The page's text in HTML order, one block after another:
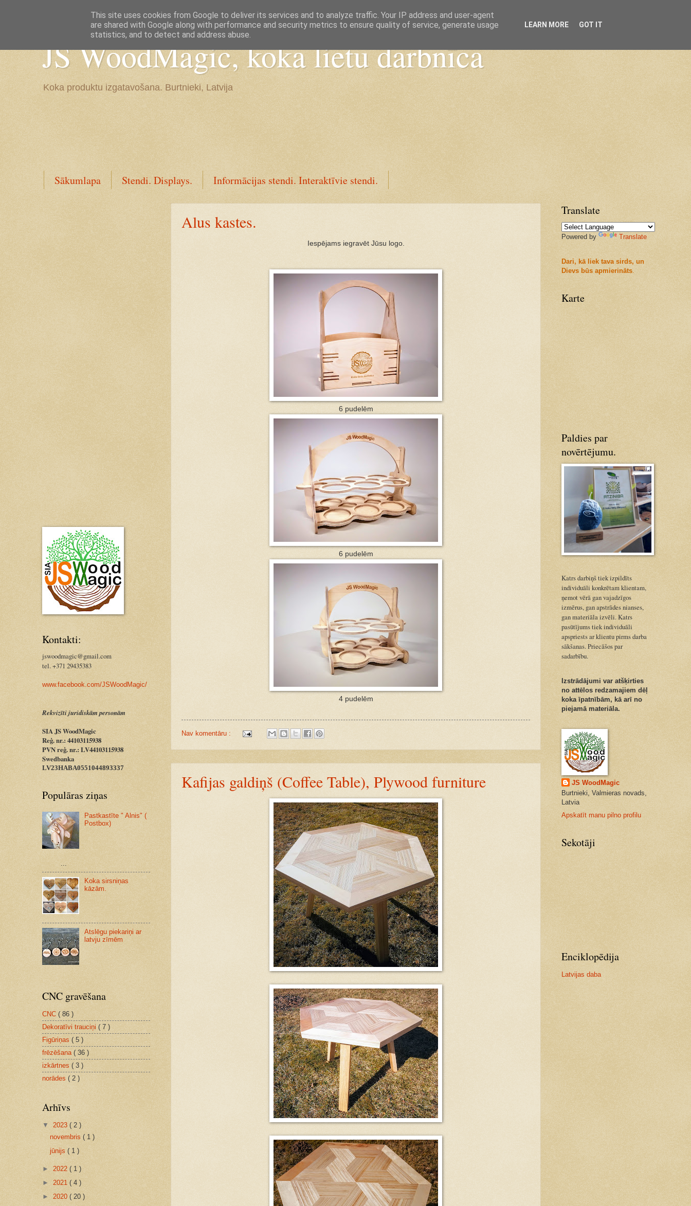
JS WoodMagic, koka lietu darbnīca
Koka produktu izgatavošana. Burtnieki, Latvija
Sākumlapa Stendi. Displays. Informācijas stendi. Interaktīvie stendi.
Alus kastes.
Iespējams iegravēt Jūsu logo.
6 pudelēm
6 pudelēm
4 pudelēm
Nav komentāru :
Kafijas galdiņš (Coffee Table), Plywood furniture
Kontakti:
jswoodmagic@gmail.com
tel. +371 29435383
www.facebook.com/JSWoodMagic/
Rekvizīti juridiskām personām
SIA JS WoodMagic
Reģ. nr.: 44103115938
PVN reģ. nr.: LV44103115938
Swedbanka
LV23HABA0551044893337
Populāras ziņas
Pastkastīte " Alnis" (
Postbox)
Koka sirsniņas
kāzām.
Atslēgu piekariņi ar
latvju zīmēm
CNC gravēšana
CNC ( 86 )
Dekoratīvi trauciņi ( 7 )
Figūriņas ( 5 )
frēzēšana ( 36 )
izkārtnes ( 3 )
norādes ( 2 )
Arhīvs
▼ 2023 ( 2 )
novembris( 1 )
jūnijs( 1 )
► 2022 ( 1 )
► 2021 ( 4 )
► 2020 ( 20 )
Translate
Powered by Translate
Dari, kā liek tava sirds, un
Dievs būs apmierināts.
Karte
Paldies par
novērtējumu.
Katrs darbiņš tiek izpildīts
individuāli konkrētam klientam,
ņemot vērā gan vajadzīgos
izmērus, gan apstrādes nianses,
gan materiāla izvēli. Katrs
pasūtījums tiek individuāli
apspriests ar klientu pirms darba
sākšanas. Priecāšos par
sadarbību.
Izstrādājumi var atšķirties
no attēlos redzamajiem dēļ
koka īpatnībām, kā arī no
piejamā materiāla.
JS WoodMagic
Burtnieki, Valmieras novads,
Latvia
Apskatīt manu pilno profilu
Sekotāji
Enciklopēdija
Latvijas daba
This site uses cookies from Google to deliver its services and to analyze traffic. Your IP address and user-agent
are shared with Google along with performance and security metrics to ensure quality of service, generate usage
statistics, and to detect and address abuse.
LEARN MORE GOT IT